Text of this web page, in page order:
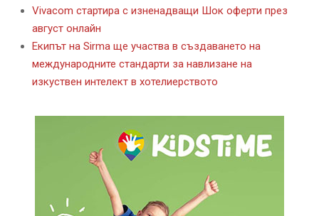
Vivacom стартира с изненадващи Шок оферти през
август онлайн
Екипът на Sirma ще участва в създаването на
международните стандарти за навлизане на
изкуствен интелект в хотелиерството